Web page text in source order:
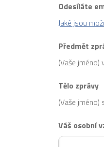
Odesíláte
Jaké jsou
Předmět
(Vaše
Tělo zprávy
(Vaše
Váš osobní